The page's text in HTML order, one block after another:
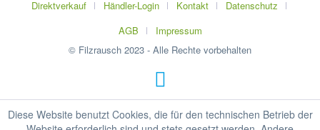
Direktverkauf Händler-Login Kontakt
Datenschutz
AGB
Impressum
© Filzrausch 2023 - Alle Rechte vorbehalten
Diese Website benutzt Cookies, die für den technischen Betrieb der